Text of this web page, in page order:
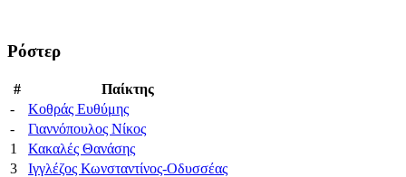
Ρόστερ
#
Παίκτης
-
Κοθράς Ευθύμης
-
Γιαννόπουλος Νίκος
1
Κακαλές Θανάσης
3
Ιγγλέζος Κωνσταντίνος-Οδυσσέας